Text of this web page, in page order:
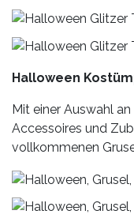
Halloween
Mit einer Auswahl
Accessoires und
vollkommenen